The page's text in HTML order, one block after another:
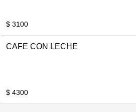
$ 3100
CAFE CON LECHE
$ 4300